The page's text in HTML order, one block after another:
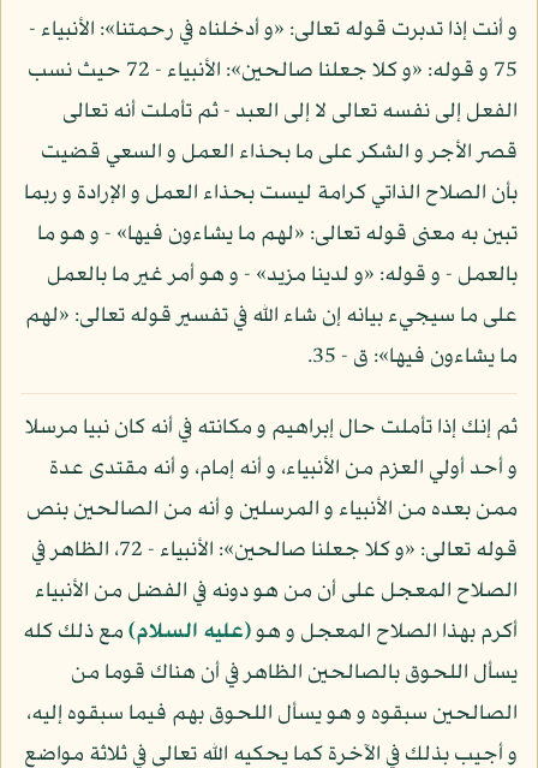
و أنت إذا تدبرت قوله تعالى: «و أدخلناه في رحمتنا»: الأنبياء -
75 و قوله: «و كلا جعلنا صالحين»: الأنبياء - 72 حيث نسب
الفعل إلى نفسه تعالى لا إلى العبد - ثم تأملت أنه تعالى
قصر الأجر و الشكر على ما بحذاء العمل و السعي قضيت
بأن الصلاح الذاتي كرامة ليست بحذاء العمل و الإرادة و ربما
تبين به معنى قوله تعالى: «لهم ما يشاءون فيها» - و هو ما
بالعمل - و قوله: «و لدينا مزيد» - و هو أمر غير ما بالعمل
على ما سيجيء بيانه إن شاء الله في تفسير قوله تعالى: «لهم
ما يشاءون فيها»: ق - 35.
ثم إنك إذا تأملت حال إبراهيم و مكانته في أنه كان نبيا مرسلا
و أحد أولي العزم من الأنبياء، و أنه إمام، و أنه مقتدى عدة
ممن بعده من الأنبياء و المرسلين و أنه من الصالحين بنص
قوله تعالى: «و كلا جعلنا صالحين»: الأنبياء - 72، الظاهر في
الصلاح المعجل على أن من هو دونه في الفضل من الأنبياء
أكرم بهذا الصلاح المعجل و هو(عليه السلام)مع ذلك كله
يسأل اللحوق بالصالحين الظاهر في أن هناك قوما من
الصالحين سبقوه و هو يسأل اللحوق بهم فيما سبقوه إليه،
و أجيب بذلك في الآخرة كما يحكيه الله تعالى في ثلاثة مواضع